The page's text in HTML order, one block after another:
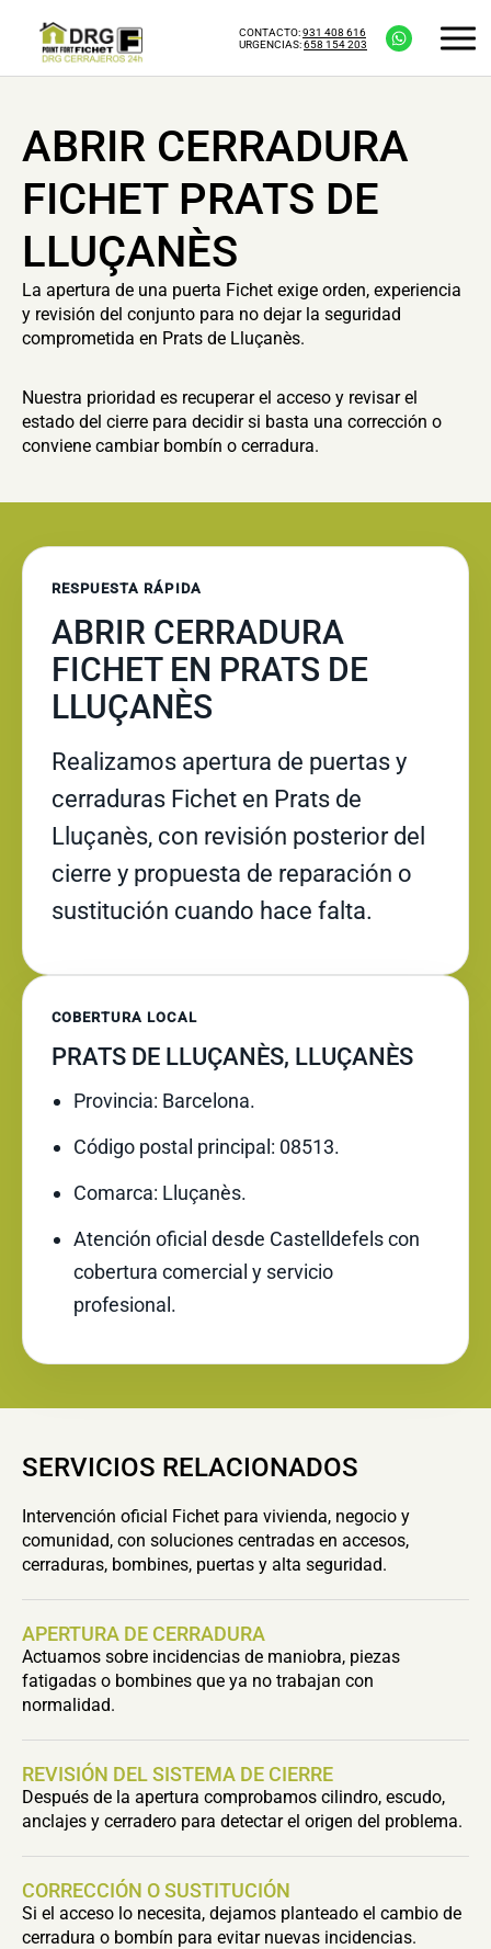
CONTACTO:931 408 616
URGENCIAS:658 154 203
ABRIR CERRADURA
FICHET PRATS DE
LLUÇANÈS
La apertura de una puerta Fichet exige orden, experiencia
y revisión del conjunto para no dejar la seguridad
comprometida en Prats de Lluçanès.
Nuestra prioridad es recuperar el acceso y revisar el
estado del cierre para decidir si basta una corrección o
conviene cambiar bombín o cerradura.
RESPUESTA RÁPIDA
ABRIR CERRADURA
FICHET EN PRATS DE
LLUÇANÈS
Realizamos apertura de puertas y
cerraduras Fichet en Prats de
Lluçanès, con revisión posterior del
cierre y propuesta de reparación o
sustitución cuando hace falta.
COBERTURA LOCAL
PRATS DE LLUÇANÈS, LLUÇANÈS
Provincia: Barcelona.
Código postal principal: 08513.
Comarca: Lluçanès.
Atención oficial desde Castelldefels con
cobertura comercial y servicio
profesional.
SERVICIOS RELACIONADOS
Intervención oficial Fichet para vivienda, negocio y
comunidad, con soluciones centradas en accesos,
cerraduras, bombines, puertas y alta seguridad.
APERTURA DE CERRADURA
Actuamos sobre incidencias de maniobra, piezas
fatigadas o bombines que ya no trabajan con
normalidad.
REVISIÓN DEL SISTEMA DE CIERRE
Después de la apertura comprobamos cilindro, escudo,
anclajes y cerradero para detectar el origen del problema.
CORRECCIÓN O SUSTITUCIÓN
Si el acceso lo necesita, dejamos planteado el cambio de
cerradura o bombín para evitar nuevas incidencias.